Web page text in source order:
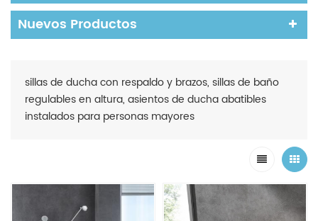
Nuevos Productos
sillas de ducha con respaldo y brazos, sillas de baño
regulables en altura, asientos de ducha abatibles
instalados para personas mayores